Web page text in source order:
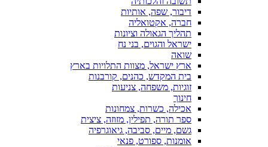
דיבור, שפה, אותיות
חברה, אקטואליה
תהליך הגאולה וציונות
ישראל והגוים, בני נח
שואה
ארץ ישראל, מצוות התלויות בארץ
בית המקדש, כהנים, קורבנות
זוגיות, משפחה, צניעות
חינוך
אכילה, כשרות, צמחונות
ספר תורה, תפילין, מזוזה, ציצית
גשם, מיים, סביבה, גיאוגרפיה
אומנות, ספורט, פנאי